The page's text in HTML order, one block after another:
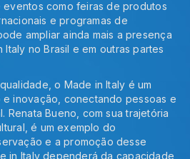
eventos como feiras de produtos
e programas de
ampliar ainda mais a presença
no Brasil e em outras partes
o Made in Italy é um
inovação, conectando pessoas e
Renata Bueno, com sua trajetória
é um exemplo do
e a promoção desse
in Italy dependerá da capacidade